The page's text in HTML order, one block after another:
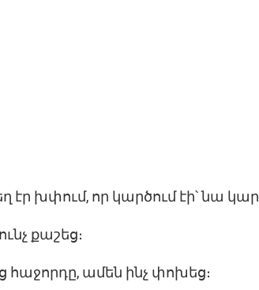
խփում, որ կարծում էի՝ նա
քաշեց։
հաջորդը, ամեն ինչ փոխեց։